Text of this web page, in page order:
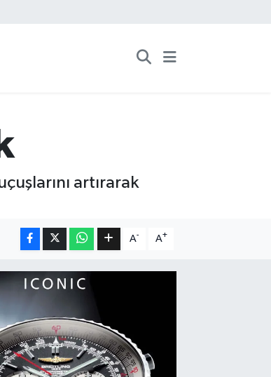
artırarak
A- A+